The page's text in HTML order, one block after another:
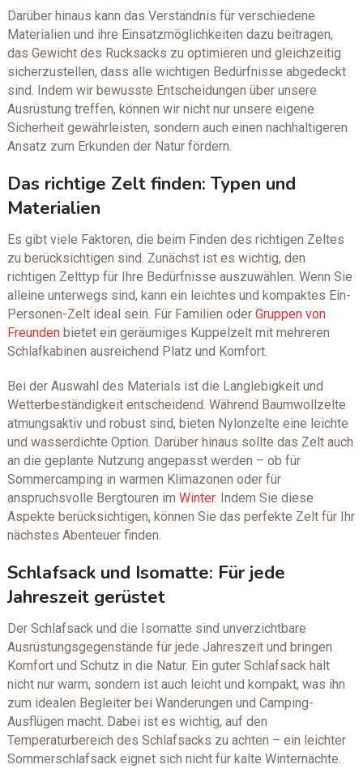
Darüber hinaus kann das Verständnis für verschiedene
Materialien und ihre Einsatzmöglichkeiten dazu beitragen,
das Gewicht des Rucksacks zu optimieren und gleichzeitig
sicherzustellen, dass alle wichtigen Bedürfnisse abgedeckt
sind. Indem wir bewusste Entscheidungen über unsere
Ausrüstung treffen, können wir nicht nur unsere eigene
Sicherheit gewährleisten, sondern auch einen nachhaltigeren
Ansatz zum Erkunden der Natur fördern.
Das richtige Zelt finden: Typen und
Materialien
Es gibt viele Faktoren, die beim Finden des richtigen Zeltes
zu berücksichtigen sind. Zunächst ist es wichtig, den
richtigen Zelttyp für Ihre Bedürfnisse auszuwählen. Wenn Sie
alleine unterwegs sind, kann ein leichtes und kompaktes Ein-
Personen-Zelt ideal sein. Für Familien oder Gruppen von
Freundenbietet ein geräumiges Kuppelzelt mit mehreren
Schlafkabinen ausreichend Platz und Komfort.
Bei der Auswahl des Materials ist die Langlebigkeit und
Wetterbeständigkeit entscheidend. Während Baumwollzelte
atmungsaktiv und robust sind, bieten Nylonzelte eine leichte
und wasserdichte Option. Darüber hinaus sollte das Zelt auch
an die geplante Nutzung angepasst werden – ob für
Sommercamping in warmen Klimazonen oder für
anspruchsvolle Bergtouren im Winter. Indem Sie diese
Aspekte berücksichtigen, können Sie das perfekte Zelt für Ihr
nächstes Abenteuer finden.
Schlafsack und Isomatte: Für jede
Jahreszeit gerüstet
Der Schlafsack und die Isomatte sind unverzichtbare
Ausrüstungsgegenstände für jede Jahreszeit und bringen
Komfort und Schutz in die Natur. Ein guter Schlafsack hält
nicht nur warm, sondern ist auch leicht und kompakt, was ihn
zum idealen Begleiter bei Wanderungen und Camping-
Ausflügen macht. Dabei ist es wichtig, auf den
Temperaturbereich des Schlafsacks zu achten – ein leichter
Sommerschlafsack eignet sich nicht für kalte Winternächte.